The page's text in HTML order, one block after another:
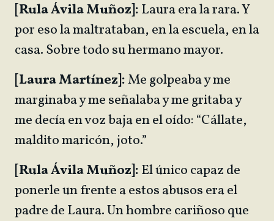
[Rula Ávila Muñoz]:Laura era la rara. Y
por eso la maltrataban, en la escuela, en la
casa. Sobre todo su hermano mayor.
[Laura Martínez]:Me golpeaba y me
marginaba y me señalaba y me gritaba y
me decía en voz baja en el oído: “Cállate,
maldito maricón, joto.”
[Rula Ávila Muñoz]:El único capaz de
ponerle un frente a estos abusos era el
padre de Laura. Un hombre cariñoso que